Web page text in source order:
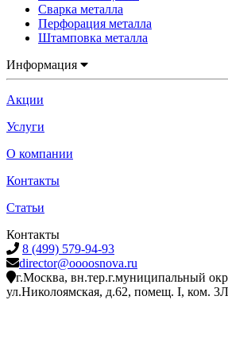
Сварка металла
Перфорация металла
Штамповка металла
Информация
Акции
Услуги
О компании
Контакты
Статьи
Контакты
8 (499) 579-94-93
director@oooosnova.ru
г.Москва, вн.тер.г.муниципальный
ул.Николоямская, д.62, помещ. I, ком. 3Л